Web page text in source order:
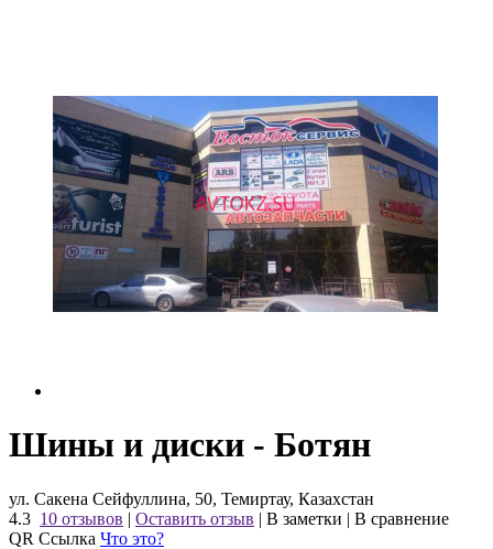
Шины и диски - Ботян
ул. Сакена Сейфуллина, 50, Темиртау, Казахстан
4.3 10 отзывов | Оставить отзыв | В заметки | В сравнение
QR Ссылка Что это?